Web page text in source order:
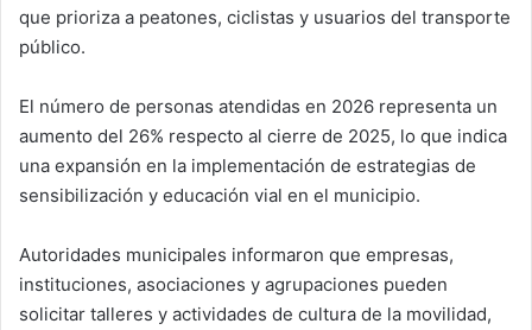
que prioriza a peatones, ciclistas y usuarios del transporte
público.
El número de personas atendidas en 2026 representa un
aumento del 26% respecto al cierre de 2025, lo que indica
una expansión en la implementación de estrategias de
sensibilización y educación vial en el municipio.
Autoridades municipales informaron que empresas,
instituciones, asociaciones y agrupaciones pueden
solicitar talleres y actividades de cultura de la movilidad,